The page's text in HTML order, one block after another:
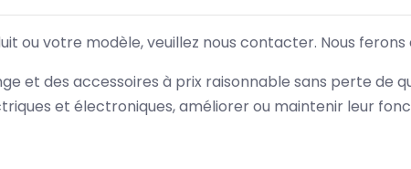
ou votre modèle, veuillez nous contacter. Nous
et des accessoires à prix raisonnable sans perte de
et électroniques, améliorer ou maintenir leur